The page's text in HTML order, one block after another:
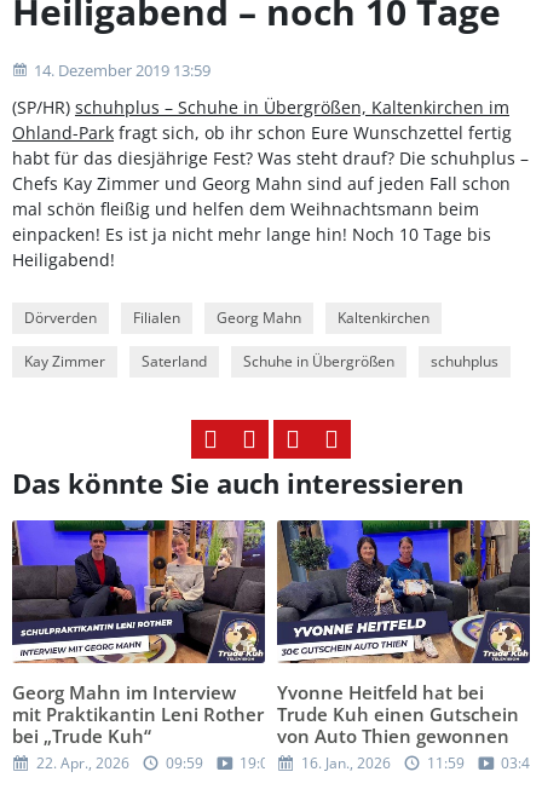
Heiligabend – noch 10 Tage
14. Dezember 2019 13:59
(SP/HR) schuhplus – Schuhe in Übergrößen, Kaltenkirchen im
Ohland-Park fragt sich, ob ihr schon Eure Wunschzettel fertig
habt für das diesjährige Fest? Was steht drauf? Die schuhplus –
Chefs Kay Zimmer und Georg Mahn sind auf jeden Fall schon
mal schön fleißig und helfen dem Weihnachtsmann beim
einpacken! Es ist ja nicht mehr lange hin! Noch 10 Tage bis
Heiligabend!
Dörverden Filialen Georg Mahn Kaltenkirchen
Kay Zimmer Saterland Schuhe in Übergrößen schuhplus
Das könnte Sie auch interessieren
Georg Mahn im Interview
mit Praktikantin Leni Rother
bei „Trude Kuh“
22. Apr., 2026 09:59 19:05
Yvonne Heitfeld hat bei
Trude Kuh einen Gutschein
von Auto Thien gewonnen
16. Jan., 2026 11:59 03:42